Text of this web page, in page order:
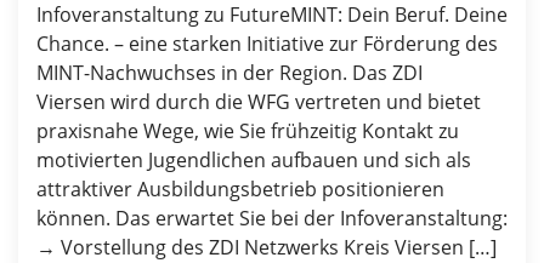
Infoveranstaltung zu FutureMINT: Dein Beruf. Deine
Chance. – eine starken Initiative zur Förderung des
MINT-Nachwuchses in der Region. Das ZDI
Viersen wird durch die WFG vertreten und bietet
praxisnahe Wege, wie Sie frühzeitig Kontakt zu
motivierten Jugendlichen aufbauen und sich als
attraktiver Ausbildungsbetrieb positionieren
können. Das erwartet Sie bei der Infoveranstaltung:
→ Vorstellung des ZDI Netzwerks Kreis Viersen […]